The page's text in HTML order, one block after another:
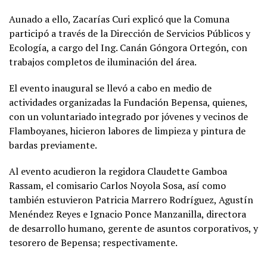
Aunado a ello, Zacarías Curi explicó que la Comuna
participó a través de la Dirección de Servicios Públicos y
Ecología, a cargo del Ing. Canán Góngora Ortegón, con
trabajos completos de iluminación del área.
El evento inaugural se llevó a cabo en medio de
actividades organizadas la Fundación Bepensa, quienes,
con un voluntariado integrado por jóvenes y vecinos de
Flamboyanes, hicieron labores de limpieza y pintura de
bardas previamente.
Al evento acudieron la regidora Claudette Gamboa
Rassam, el comisario Carlos Noyola Sosa, así como
también estuvieron Patricia Marrero Rodríguez, Agustín
Menéndez Reyes e Ignacio Ponce Manzanilla, directora
de desarrollo humano, gerente de asuntos corporativos, y
tesorero de Bepensa; respectivamente.